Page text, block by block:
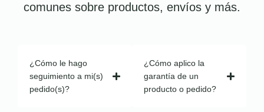
comunes sobre productos, envíos y más.
¿Cómo le hago
seguimiento a mi(s)
pedido(s)?
¿Cómo aplico la
garantía de un
producto o pedido?